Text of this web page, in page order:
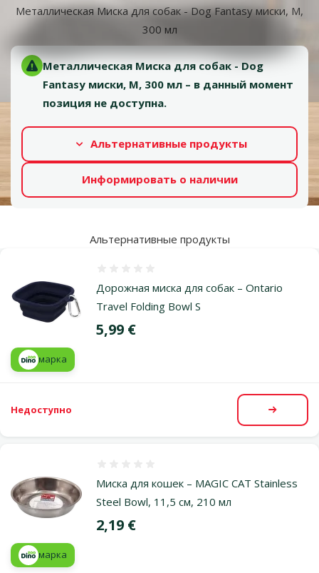
Металлическая Миска для собак - Dog Fantasy миски, M,
300 мл
Металлическая Миска для собак - Dog
Fantasy миски, M, 300 мл – в данный момент
позиция не доступна.
Альтернативные продукты
Информировать о наличии
Альтернативные продукты
Дорожная миска для собак – Ontario
Travel Folding Bowl S
Цена
5,99 €
марка
Недоступно
Миска для кошек – MAGIC CAT Stainless
Steel Bowl, 11,5 см, 210 мл
Цена
2,19 €
марка